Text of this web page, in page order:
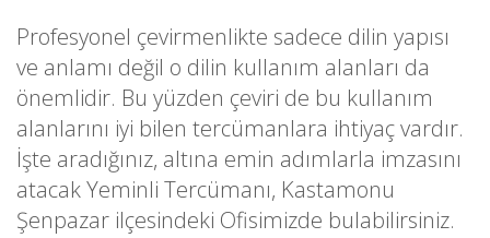
Profesyonel çevirmenlikte sadece dilin yapısı
ve anlamı değil o dilin kullanım alanları da
önemlidir. Bu yüzden çeviri de bu kullanım
alanlarını iyi bilen tercümanlara ihtiyaç vardır.
İşte aradığınız, altına emin adımlarla imzasını
atacak Yeminli Tercümanı, Kastamonu
Şenpazar ilçesindeki Ofisimizde bulabilirsiniz.